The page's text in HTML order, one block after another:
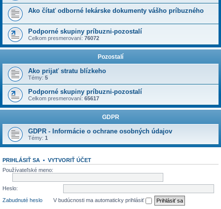
Ako čítať odborné lekárske dokumenty vášho príbuzného
Podporné skupiny príbuzni-pozostalí
Celkom presmerovaní: 76072
Pozostalí
Ako prijať stratu blízkeho
Témy: 5
Podporné skupiny príbuzni-pozostalí
Celkom presmerovaní: 65617
GDPR
GDPR - Informácie o ochrane osobných údajov
Témy: 1
PRIHLÁSIŤ SA • VYTVORIŤ ÚČET
Používateľské meno:
Heslo:
Zabudnuté heslo
V budúcnosti ma automaticky prihlásiť